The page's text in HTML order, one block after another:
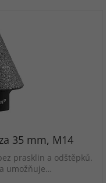
35 mm, M14
prasklin a odštěpků.
umožňuje…